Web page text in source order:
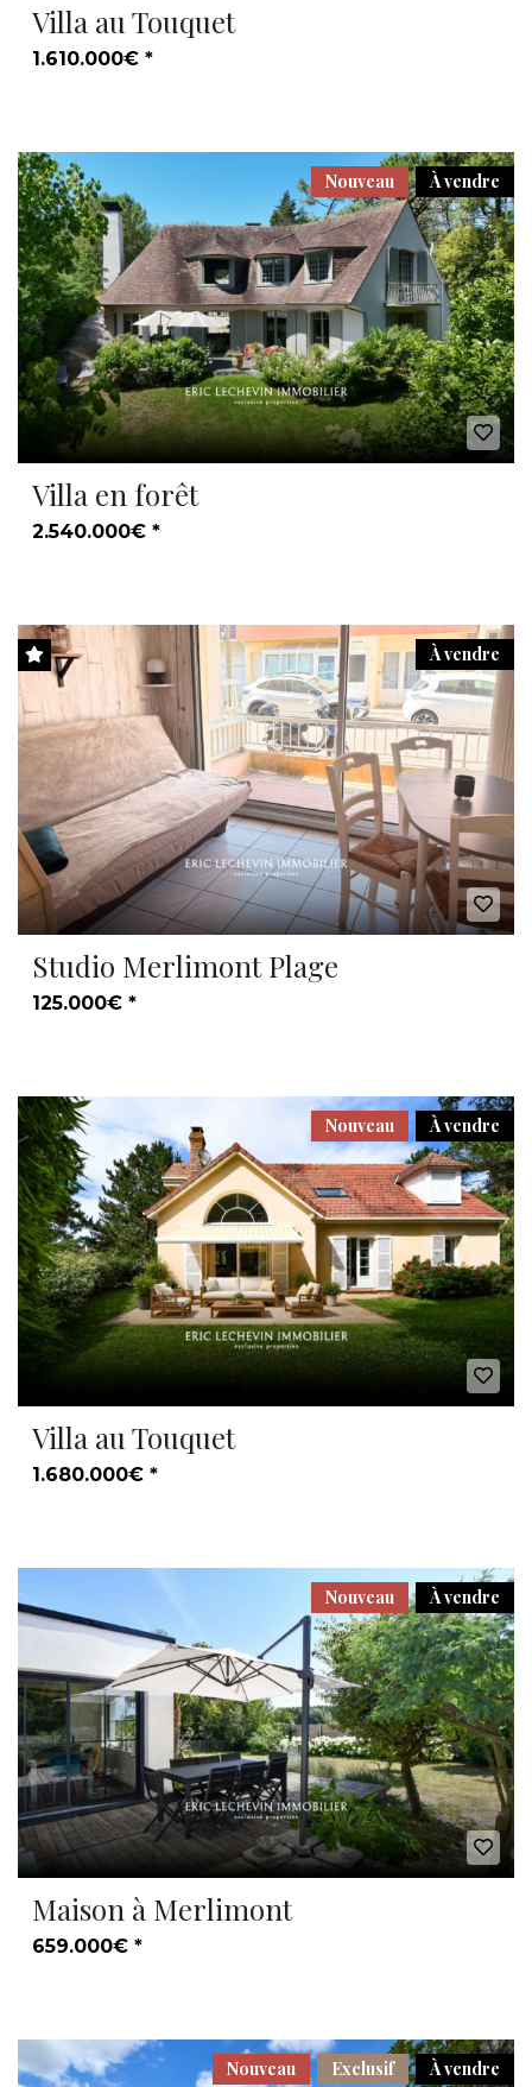
Villa au Touquet
1.610.000€ *
À vendre
Nouveau
Villa en forêt
2.540.000€ *
À vendre
Studio Merlimont Plage
125.000€ *
À vendre
Nouveau
Villa au Touquet
1.680.000€ *
À vendre
Nouveau
Maison à Merlimont
659.000€ *
À vendre
Exclusif
Nouveau